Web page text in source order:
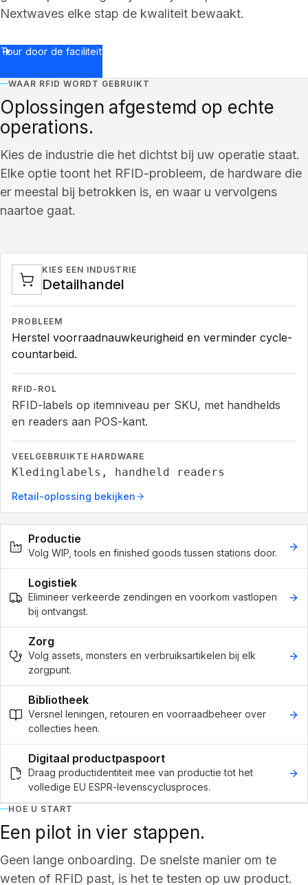
Nextwaves elke stap de kwaliteit bewaakt.
Tour door de faciliteit
WAAR RFID WORDT GEBRUIKT
Oplossingen afgestemd op echte
operations.
Kies de industrie die het dichtst bij uw operatie staat.
Elke optie toont het RFID-probleem, de hardware die
er meestal bij betrokken is, en waar u vervolgens
naartoe gaat.
KIES EEN INDUSTRIE
Detailhandel
PROBLEEM
Herstel voorraadnauwkeurigheid en verminder cycle-
countarbeid.
RFID-ROL
RFID-labels op itemniveau per SKU, met handhelds
en readers aan POS-kant.
VEELGEBRUIKTE HARDWARE
Kledinglabels, handheld readers
Retail-oplossing bekijken
Productie
Volg WIP, tools en finished goods tussen stations door.
Logistiek
Elimineer verkeerde zendingen en voorkom vastlopen
bij ontvangst.
Zorg
Volg assets, monsters en verbruiksartikelen bij elk
zorgpunt.
Bibliotheek
Versnel leningen, retouren en voorraadbeheer over
collecties heen.
Digitaal productpaspoort
Draag productidentiteit mee van productie tot het
volledige EU ESPR-levenscyclusproces.
HOE U START
Een pilot in vier stappen.
Geen lange onboarding. De snelste manier om te
weten of RFID past, is het te testen op uw product.